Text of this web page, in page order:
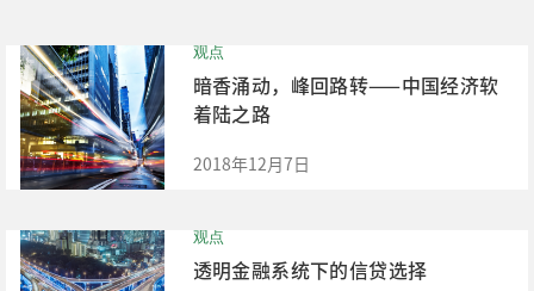
观点
暗香涌动，峰回路转——中国经济软
着陆之路
2018年12月7日
观点
透明金融系统下的信贷选择